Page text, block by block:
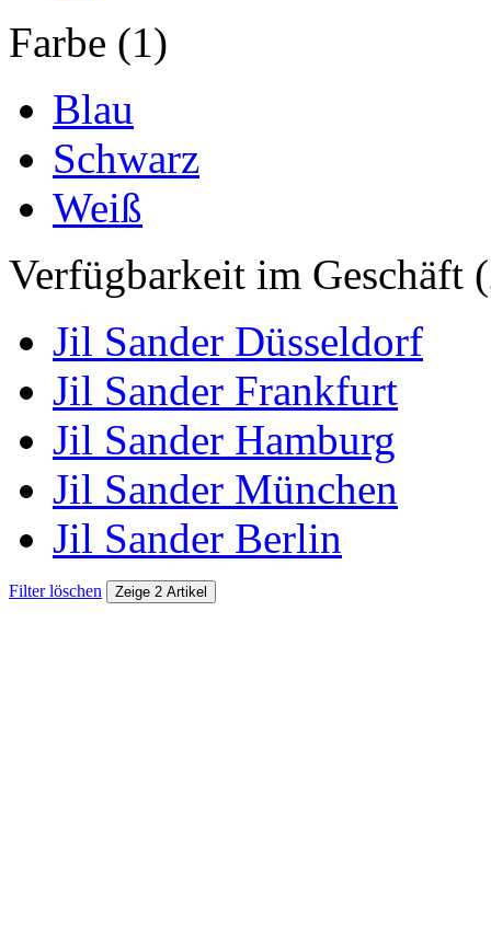
Farbe (1)
Blau
Schwarz
Weiß
Verfügbarkeit im Geschäft
Jil Sander Düsseldorf
Jil Sander Frankfurt
Jil Sander Hamburg
Jil Sander München
Jil Sander Berlin
Filter löschen Zeige 2 Artikel